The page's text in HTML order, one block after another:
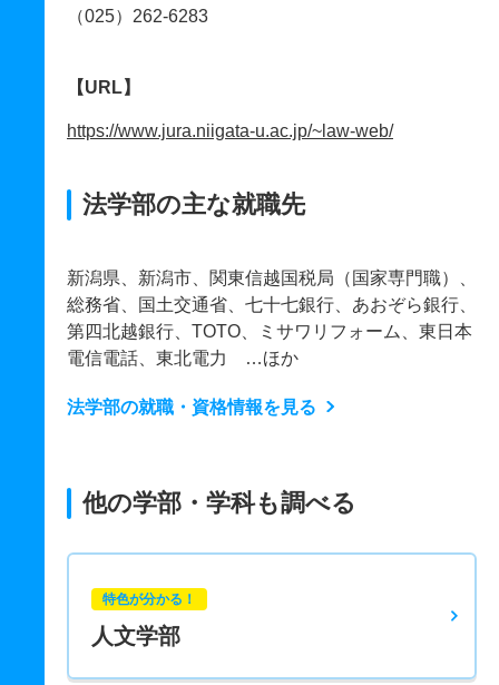
（025）262-6283
【URL】
https://www.jura.niigata-u.ac.jp/~law-web/
法学部の主な就職先
新潟県、新潟市、関東信越国税局（国家専門職）、
総務省、国土交通省、七十七銀行、あおぞら銀行、
第四北越銀行、TOTO、ミサワリフォーム、東日本
電信電話、東北電力 …ほか
法学部の就職・資格情報を見る
他の学部・学科も調べる
特色が分かる！
人文学部